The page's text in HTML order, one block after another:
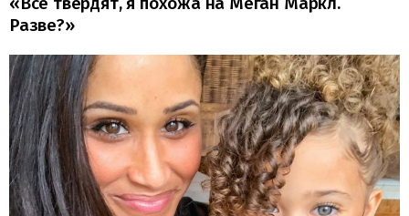
Разве?»